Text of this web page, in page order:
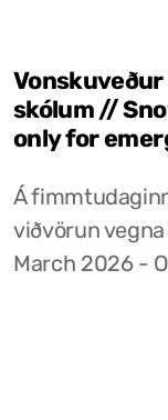
skólum //
only for
Á
viðvörun
March 2026 -